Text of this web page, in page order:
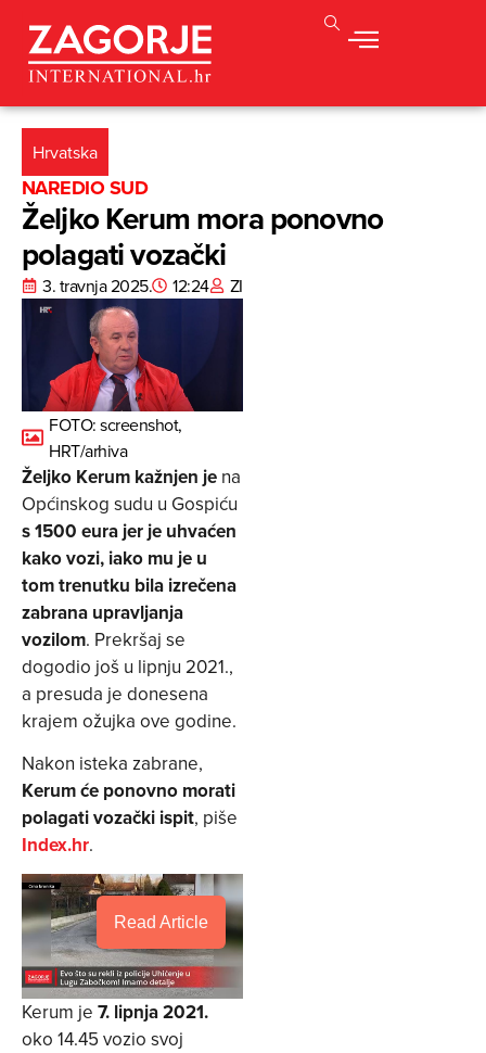
Hrvatska
NAREDIO SUD
Željko Kerum mora ponovno
polagati vozački
3. travnja 2025. 12:24 ZI
FOTO: screenshot,
HRT/arhiva
Željko Kerum kažnjen je na
Općinskog sudu u Gospiću
s 1500 eura jer je uhvaćen
kako vozi, iako mu je u
tom trenutku bila izrečena
zabrana upravljanja
vozilom. Prekršaj se
dogodio još u lipnju 2021.,
a presuda je donesena
krajem ožujka ove godine.
Nakon isteka zabrane,
Kerum će ponovno morati
polagati vozački ispit, piše
Index.hr.
Read Article
Kerum je 7. lipnja 2021.
oko 14.45 vozio svoj